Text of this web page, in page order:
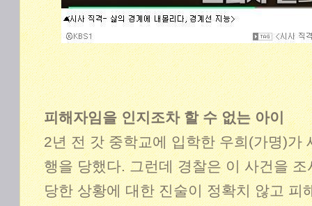
피해자임을 인지조차 할 수 없는 아이
2년 전 갓 중학교에 입학한 우희(가명)가
행을 당했다. 그런데 경찰은 이 사건을
당한 상황에 대한 진술이 정확치 않고 피